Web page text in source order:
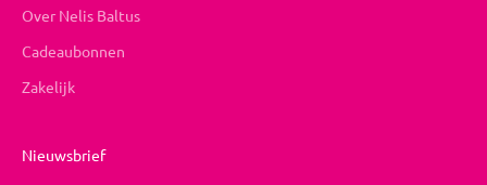
Over Nelis Baltus
Cadeaubonnen
Zakelijk
Nieuwsbrief